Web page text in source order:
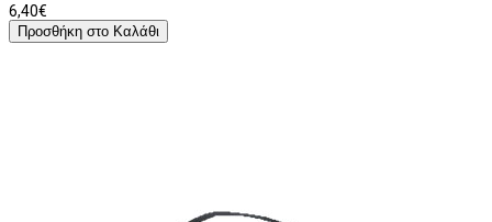
6,40€
Προσθήκη στο Καλάθι